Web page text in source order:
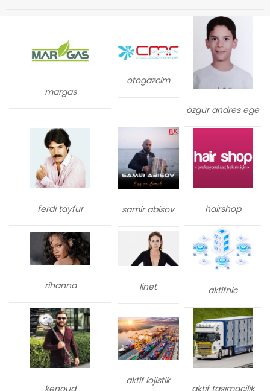
margas
otogazcim
özgür andres ege
ferdi tayfur samir abisov hairshop
rihanna linet aktifnic
aktif lojistik